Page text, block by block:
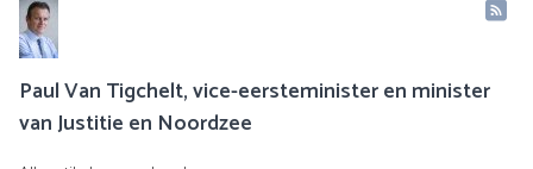
Paul Van Tigchelt, vice-eersteminister en minister
van Justitie en Noordzee